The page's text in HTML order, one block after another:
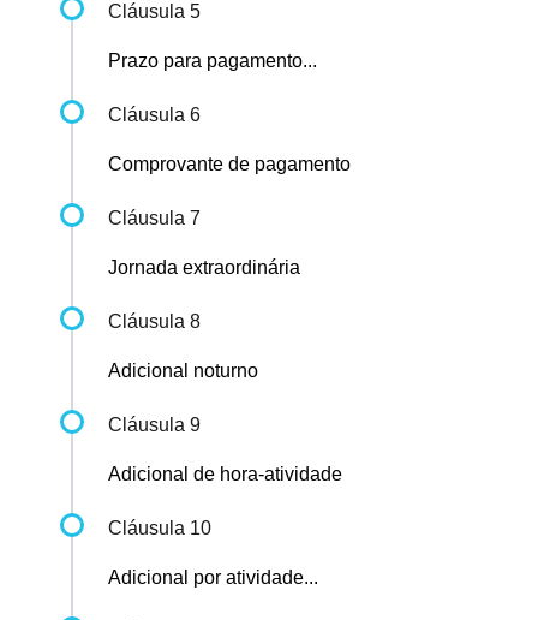
Cláusula 5
Prazo para pagamento...
Cláusula 6
Comprovante de pagamento
Cláusula 7
Jornada extraordinária
Cláusula 8
Adicional noturno
Cláusula 9
Adicional de hora-atividade
Cláusula 10
Adicional por atividade...